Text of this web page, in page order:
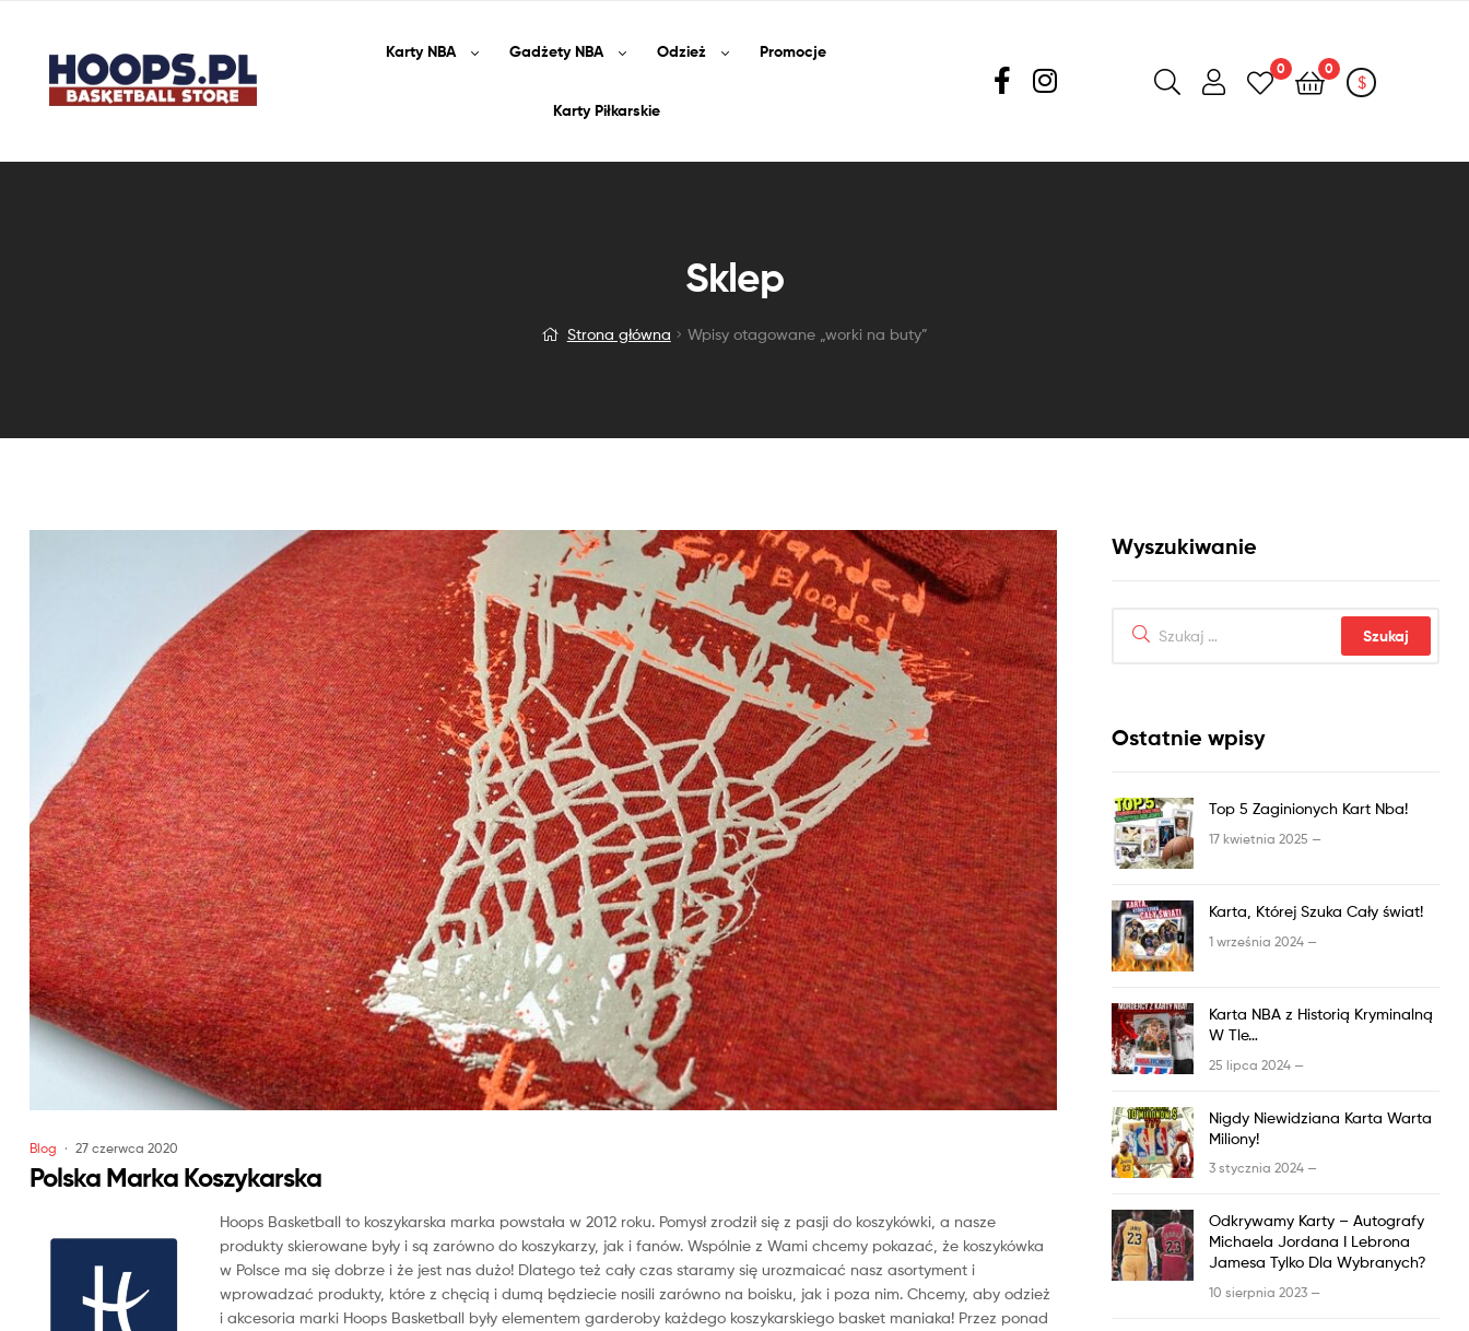
KartyNBA GadżetyNBA Odzież Promocje
Karty Piłkarskie
0 0
$
Sklep
Strona główna Wpisy otagowane „worki na buty”
Blog 27 czerwca 2020
Polska Marka Koszykarska
Hoops Basketball to koszykarska marka powstała w 2012 roku. Pomysł zrodził się z pasji do koszykówki, a nasze
produkty skierowane były i są zarówno do koszykarzy, jak i fanów. Wspólnie z Wami chcemy pokazać, że koszykówka
w Polsce ma się dobrze i że jest nas dużo! Dlatego też cały czas staramy się urozmaicać nasz asortyment i
wprowadzać produkty, które z chęcią i dumą będziecie nosili zarówno na boisku, jak i poza nim. Chcemy, aby odzież
i akcesoria marki Hoops Basketball były elementem garderoby każdego koszykarskiego basket maniaka! Przez ponad
Wyszukiwanie
Ostatnie wpisy
Top 5 Zaginionych Kart Nba!
17 kwietnia 2025 —
Karta, Której Szuka Cały świat!
1 września 2024 —
Karta NBA z Historią Kryminalną
W Tle…
25 lipca 2024 —
Nigdy Niewidziana Karta Warta
Miliony!
3 stycznia 2024 —
Odkrywamy Karty – Autografy
Michaela Jordana I Lebrona
Jamesa Tylko Dla Wybranych?
10 sierpnia 2023 —